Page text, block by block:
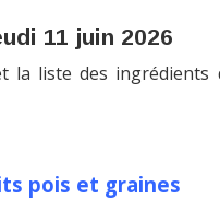
11 juin 2026
la liste des
pois et graines